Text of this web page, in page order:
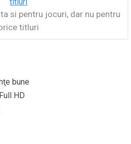
si pentru jocuri, dar nu pentru
titluri
bune
HD